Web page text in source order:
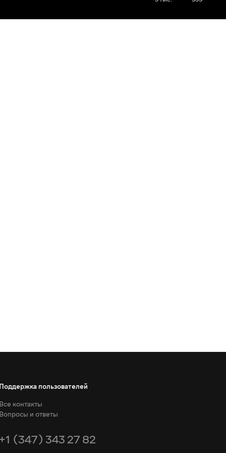
Поддержка пользователей
Все контакты
Вопросы и ответы
+1 (347) 343 27 82